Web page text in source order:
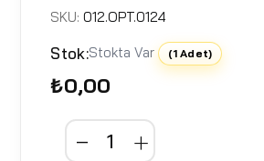
SKU:012.OPT.0124
Stok:Stokta Var (1 Adet)
₺0,00